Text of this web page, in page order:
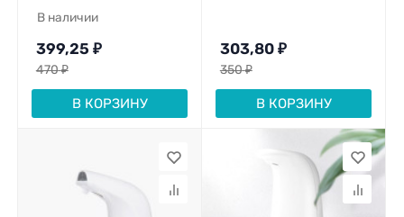
В наличии
399,25 ₽
470₽
В КОРЗИНУ
303,80 ₽
350₽
В КОРЗИНУ